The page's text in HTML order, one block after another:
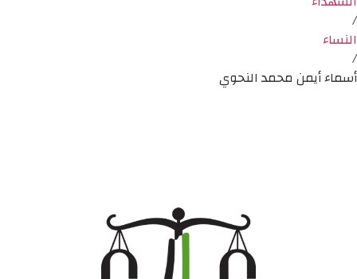
/
النساء
/
أسماء أيمن محمد النحوي